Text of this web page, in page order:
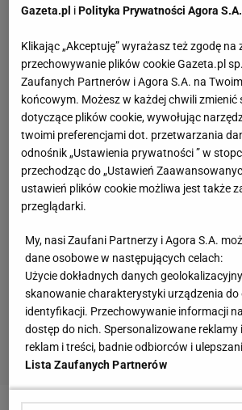
Gazeta.pl iPolityka Prywatności Agora S.A.
Klikając „Akceptuję” wyrażasz też zgodę
przechowywanie plików cookie Gazeta.pl
Zaufanych Partnerów i Agora S.A. na
końcowym. Możesz w każdej chwili zmienić
dotyczące plików cookie, wywołując
twoimi preferencjami dot. przetwarzania
odnośnik „Ustawienia prywatności ” w
przechodząc do „Ustawień
ustawień plików cookie możliwa jest także
przeglądarki.
My, nasi Zaufani Partnerzy i Agora S.A.
dane osobowe w następujących celach:
Użycie dokładnych danych
skanowanie charakterystyki urządzenia do
identyfikacji. Przechowywanie informacji
dostęp do nich. Spersonalizowane reklamy
reklam i treści, badnie odbiorców i
Lista Zaufanych Partnerów